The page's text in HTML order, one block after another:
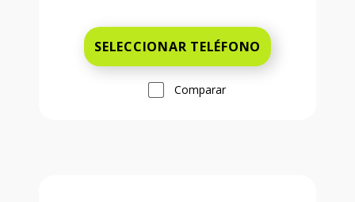
SELECCIONAR TELÉFONO
Comparar